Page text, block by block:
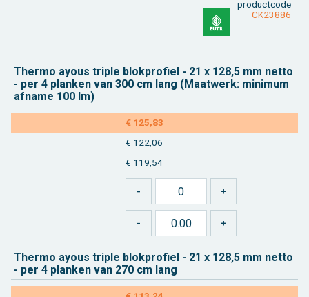
product­code
CK23886
Ther­mo ayous tri­ple blok­pro­fiel - 21 x 128,5 mm netto
- per 4 plan­ken van 300 cm lang (Maat­werk: mi­ni­mum
af­na­me 100 lm)
€ 125,83
€ 122,06
€ 119,54
Ther­mo ayous tri­ple blok­pro­fiel - 21 x 128,5 mm netto
- per 4 plan­ken van 270 cm lang